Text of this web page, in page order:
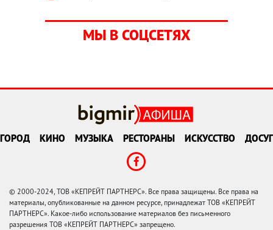
МЫ В СОЦСЕТЯХ
ГОРОД КИНО МУЗЫКА РЕСТОРАНЫ ИСКУССТВО ДОСУГ
© 2000-2024, ТОВ «КЕПРЕЙТ ПАРТНЕРС». Все права защищены. Все права на
материалы, опубликованные на данном ресурсе, принадлежат ТОВ «КЕПРЕЙТ
ПАРТНЕРС». Какое-либо использование материалов без письменного
разрешения ТОВ «КЕПРЕЙТ ПАРТНЕРС» запрещено.